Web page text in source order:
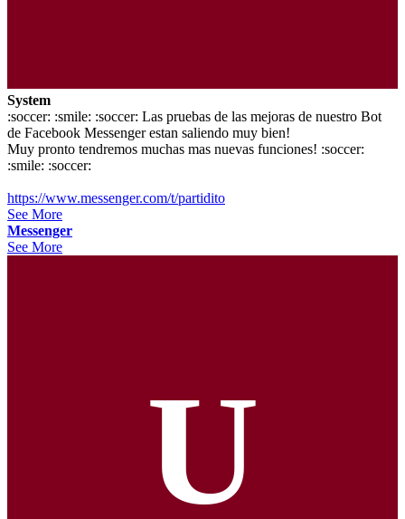
System
:soccer: :smile: :soccer: Las pruebas de las mejoras de nuestro Bot
de Facebook Messenger estan saliendo muy bien!
Muy pronto tendremos muchas mas nuevas funciones! :soccer:
:smile: :soccer:
https://www.messenger.com/t/partidito
See More
Messenger
See More
U